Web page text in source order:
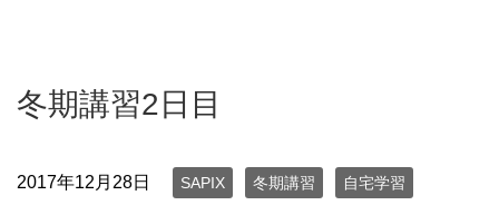
冬期講習2日目
2017年12月28日 SAPIX 冬期講習 自宅学習